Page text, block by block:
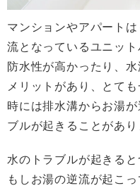
マンションやアパート
流となっているユニット
防水性が高かったり、
メリットがあり、とて
時には排水溝からお湯
ブルが起きることがあり
水のトラブルが起きる
もしお湯の逆流が起こ